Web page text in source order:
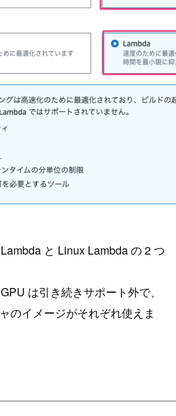
と Linux Lambda の 2 つ
は引き続きサポート外で、
のイメージがそれぞれ使えま